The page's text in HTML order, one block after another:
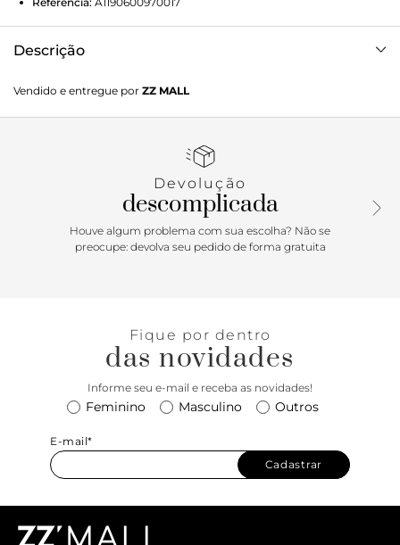
Descrição
base emborrachada e bico fino. Fechada, traz recorte em V
sobre o peito do pé e formato ajustado nas laterais. Com
marca, além de reforço estofado no calcanhar para maior
O sapato para todo e qualquer compromisso da rotina! A
variados estilos e ocasiões.
Vendido e entregue por ZZ MALL
Devolução
descomplicada
Houve algum problema com sua escolha? Não se
preocupe: devolva seu pedido de forma gratuita
Fique por dentro
das novidades
Informe seu e-mail e receba as novidades!
Feminino Masculino Outros
E-mail*
Cadastrar